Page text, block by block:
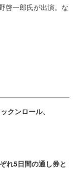
啓一郎氏が出演。な
クンロール、
れ5日間の通し券と